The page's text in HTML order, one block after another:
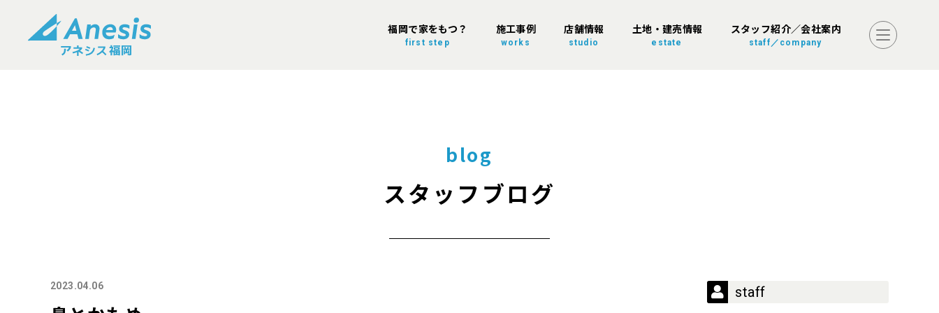
福岡で家をもつ？
first step
施工事例
works
店舗情報
studio
土地・建売情報
estate
スタッフ紹介／会社案内
staff／company
blog
スタッフブログ
2023.04.06 staff